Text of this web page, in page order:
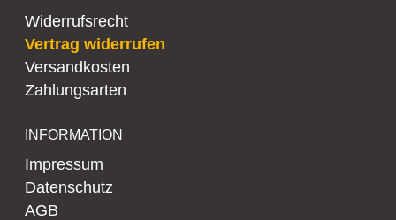
Widerrufsrecht
Vertrag widerrufen
Versandkosten
Zahlungsarten
INFORMATION
Impressum
Datenschutz
AGB